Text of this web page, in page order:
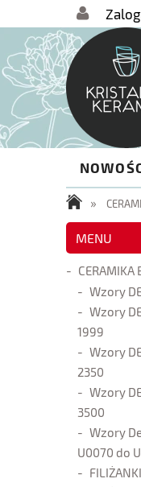
»
MENU
CERAMIKA
Wzory
Wzory
1999
Wzory
2350
Wzory
3500
Wzory
U0070 do